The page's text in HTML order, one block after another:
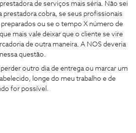
de serviços mais séria. Não sei
prestadora cobra, se seus profissionais
ou se o tempo X número de
mais vale deixar que o cliente se vire
de outra maneira. A NOS deveria
questão.
outro dia de entrega ou marcar um
longe do meu trabalho e de
for possível.